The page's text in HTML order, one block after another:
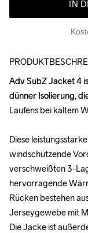
IN
Adv SubZ Jacket 4
dünner Isolierung,
Laufens bei kaltem
Diese
windschützende
verschweißten 3-
hervorragende
Rücken bestehen
Jerseygewebe mit
Die Jacke ist
Adv SubZ Jacket 4
dünner Isolierung,
Laufens bei kaltem
Diese
windschützende
verschweißten 3-
hervorragende
Rücken bestehen
Jerseygewebe mit
Die Jacke ist